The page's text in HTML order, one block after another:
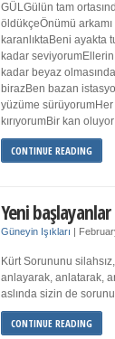
GÜLGülün tam
öldükçeÖnümü arkamı
karanlıktaBeni ayakta
kadar
kadar beyaz
birazBen bazan
yüzüme sürüyorumHer
kırıyorumBir kan
CONTINUE READING
Yeni
Güneyin Işıkları
Kürt Sorununu
anlayarak, anlatarak,
aslında sizin de
CONTINUE READING